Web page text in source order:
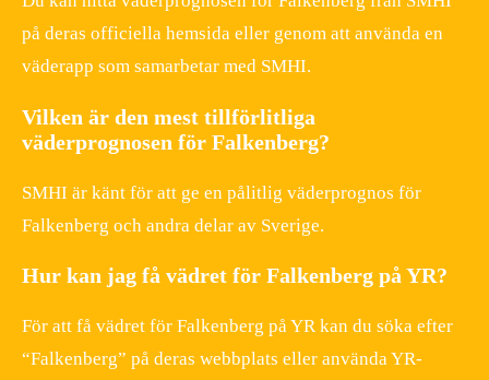
på deras officiella hemsida eller genom att använda en
väderapp som samarbetar med SMHI.
Vilken är den mest tillförlitliga
väderprognosen för Falkenberg?
SMHI är känt för att ge en pålitlig väderprognos för
Falkenberg och andra delar av Sverige.
Hur kan jag få vädret för Falkenberg på YR?
För att få vädret för Falkenberg på YR kan du söka efter
“Falkenberg” på deras webbplats eller använda YR-